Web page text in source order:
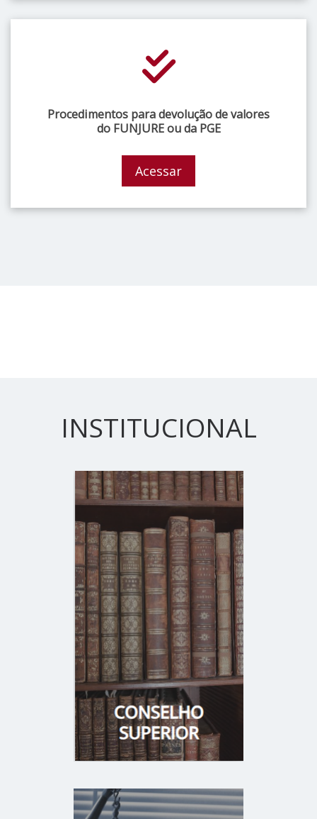
Procedimentos para devolução de valores
do FUNJURE ou da PGE
Acessar
INSTITUCIONAL